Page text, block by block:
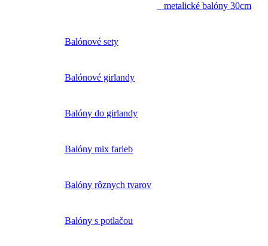
metalické balóny 30cm
Balónové sety
Balónové girlandy
Balóny do girlandy
Balóny mix farieb
Balóny rôznych tvarov
Balóny s potlačou